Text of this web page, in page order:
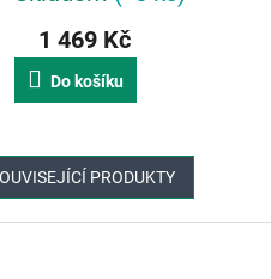
1 469 Kč
Do košíku
PRODUKTY